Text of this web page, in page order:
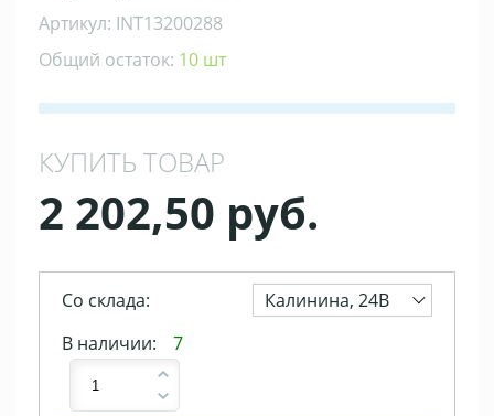
Артикул: INT13200288
Общий остаток: 10 шт
КУПИТЬ ТОВАР
2 202,50 руб.
Со склада:
Калинина, 24В
В наличии:
7